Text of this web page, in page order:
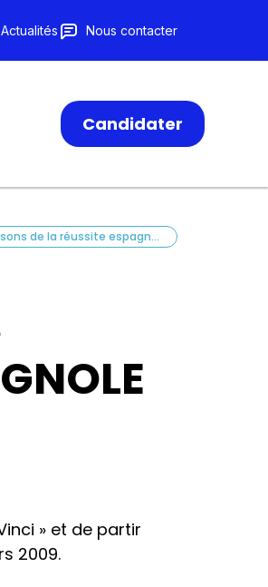
Actualités Nous contacter
Candidater
Programme Leonardo : 2 enseignants analysent les raisons de la réussite espagnole au tennis
» et de partir
2009.